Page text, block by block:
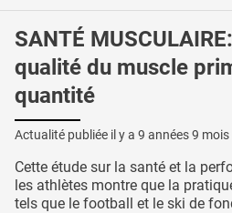
SANTÉ
qualité du muscle
quantité
Actualité publiée il y a 9 années 9 mois
Cette étude sur la santé et la
les athlètes montre que la
tels que le football et le ski de